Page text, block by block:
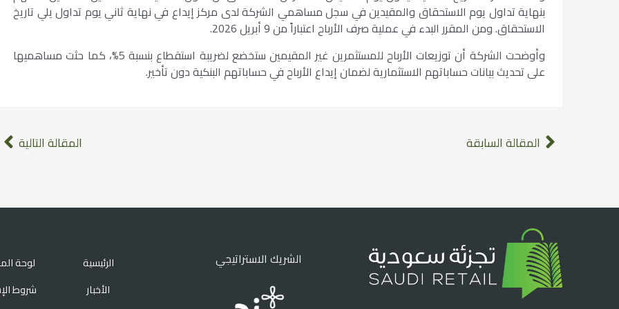
بنهاية تداول يوم الاستحقاق والمقيدين في سجل مساهمي الشركة لدى مركز إيداع في نهاية ثاني يوم تداول يلي تاريخ
الاستحقاق. ومن المقرر البدء في عملية صرف الأرباح اعتباراً من 9 أبريل 2026.
وأوضحت الشركة أن توزيعات الأرباح للمستثمرين غير المقيمين ستخضع لضريبة استقطاع بنسبة 5%، كما حثت مساهميها
على تحديث بيانات حساباتهم الاستثمارية لضمان إيداع الأرباح في حساباتهم البنكية دون تأخير.
المقالة السابقة المقالة التالية
الشريك الاستراتيجي
الرئيسية
الأخبار
لوحة
شروط